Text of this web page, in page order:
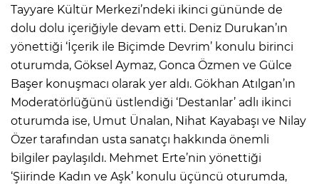
Tayyare Kültür Merkezi’ndeki ikinci gününde de
dolu dolu içeriğiyle devam etti. Deniz Durukan’ın
yönettiği ‘İçerik ile Biçimde Devrim’ konulu birinci
oturumda, Göksel Aymaz, Gonca Özmen ve Gülce
Başer konuşmacı olarak yer aldı. Gökhan Atılgan’ın
Moderatörlüğünü üstlendiği ‘Destanlar’ adlı ikinci
oturumda ise, Umut Ünalan, Nihat Kayabaşı ve Nilay
Özer tarafından usta sanatçı hakkında önemli
bilgiler paylaşıldı. Mehmet Erte’nin yönettiği
‘Şiirinde Kadın ve Aşk’ konulu üçüncü oturumda,